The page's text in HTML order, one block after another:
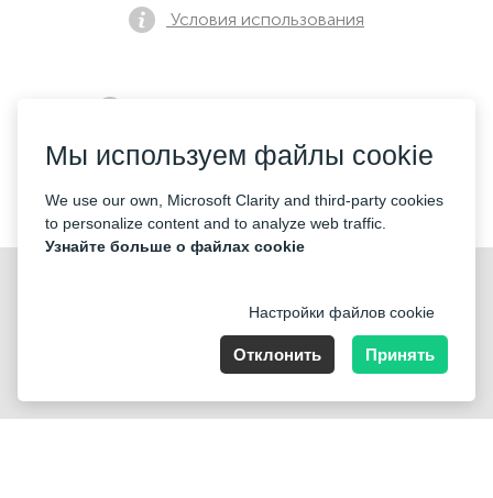
Условия использования
Контакты
Nummer der Firma: 40221 Düsseldorf, Registered address:
Мы используем файлы cookie
We use our own, Microsoft Clarity and third-party cookies
to personalize content and to analyze web traffic.
Узнайте больше о файлах cookie
Настройки файлов cookie
Отклонить Принять